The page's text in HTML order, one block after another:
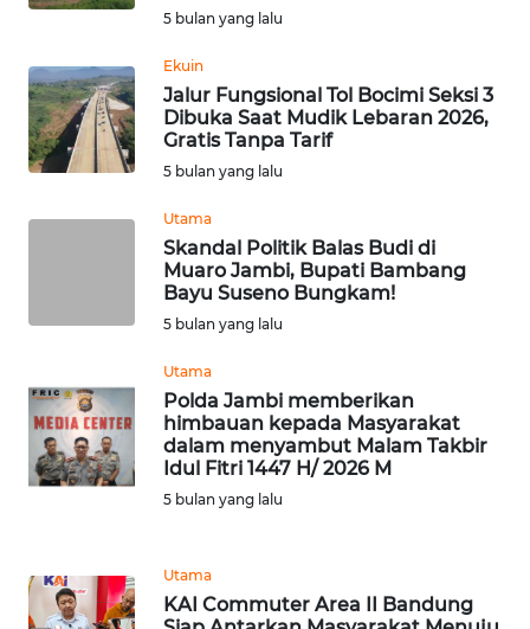
5 bulan yang lalu
Ekuin
Jalur Fungsional Tol Bocimi Seksi 3
Dibuka Saat Mudik Lebaran 2026,
Gratis Tanpa Tarif
5 bulan yang lalu
Utama
Skandal Politik Balas Budi di
Muaro Jambi, Bupati Bambang
Bayu Suseno Bungkam!
5 bulan yang lalu
Utama
Polda Jambi memberikan
himbauan kepada Masyarakat
dalam menyambut Malam Takbir
Idul Fitri 1447 H/ 2026 M
5 bulan yang lalu
Utama
KAI Commuter Area II Bandung
WN
WN
PAPUA
BARAT
SERAMBI
WN
JAMBI
WN
NTB